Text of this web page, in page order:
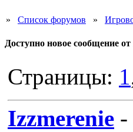
» Список форумов »
Доступно новое сообщение
Страницы: 1
Izzmerenie -